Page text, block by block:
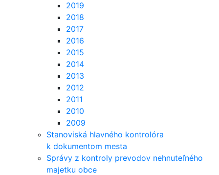
2019
2018
2017
2016
2015
2014
2013
2012
2011
2010
2009
Stanoviská hlavného kontrolóra
k dokumentom mesta
Správy z kontroly prevodov nehnuteľného
majetku obce